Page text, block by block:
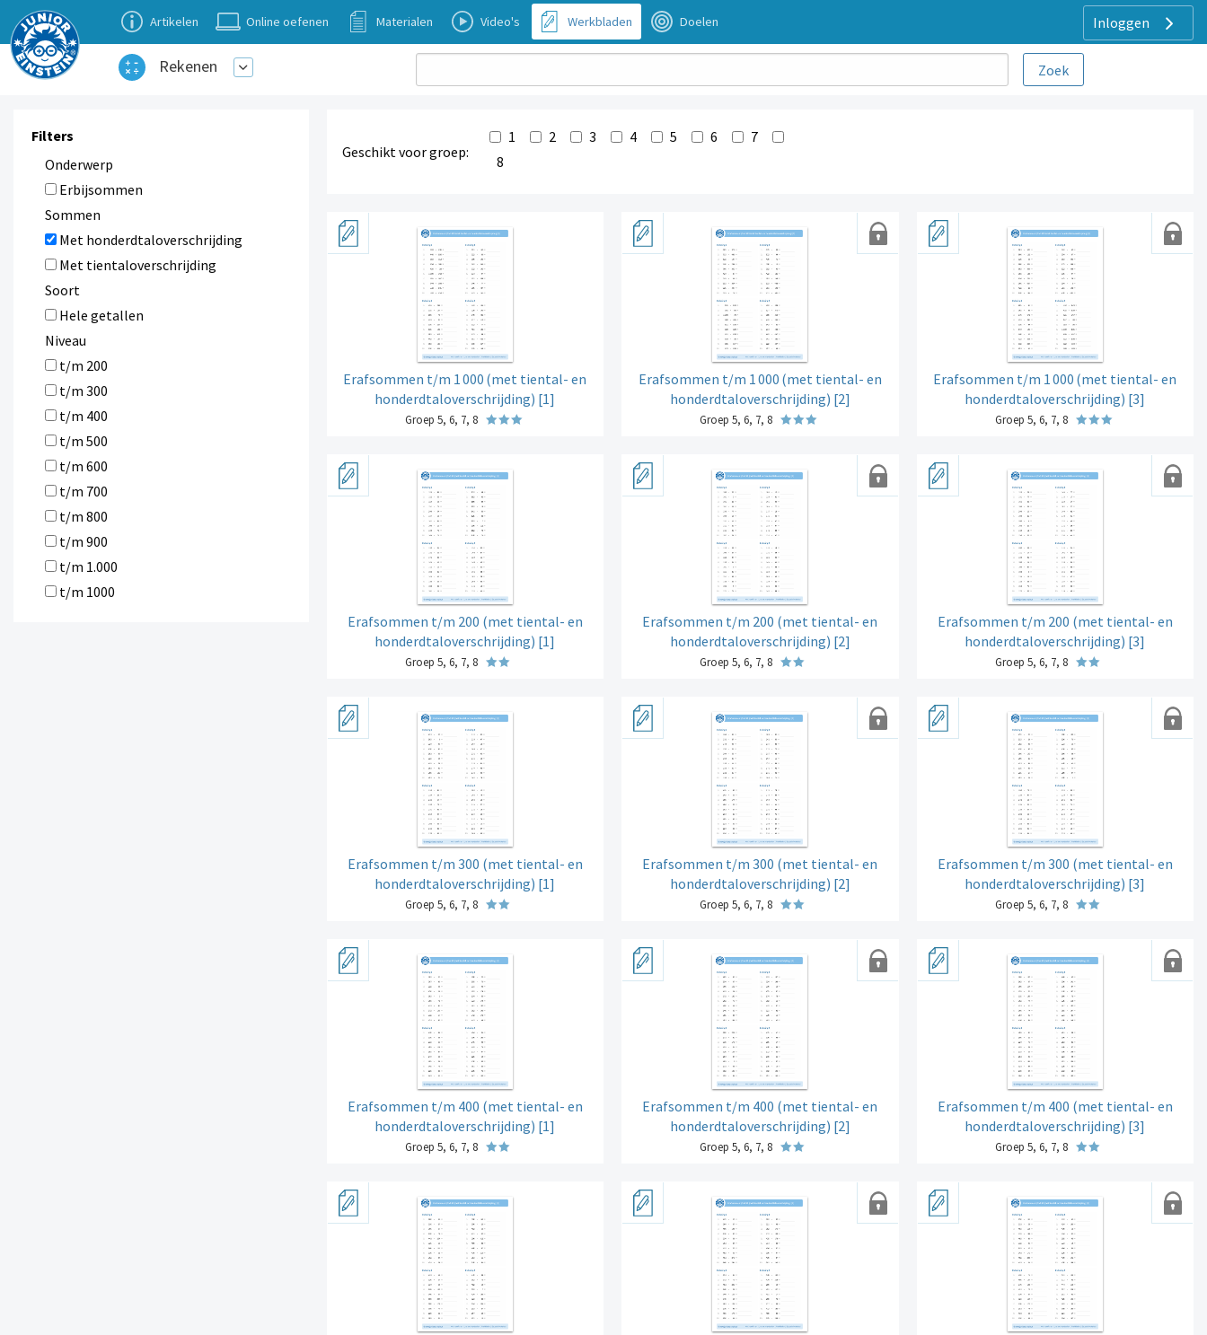
Inloggen
Artikelen Online oefenen Materialen Video's Werkbladen Doelen
Rekenen
Filters
Onderwerp
Erbijsommen
Sommen
Met honderdtaloverschrijding
Met tientaloverschrijding
Soort
Hele getallen
Niveau
t/m 200
t/m 300
t/m 400
t/m 500
t/m 600
t/m 700
t/m 800
t/m 900
t/m 1.000
t/m 1000
Geschikt voor groep:
1 2 3 4 5 6
7
8
Erafsommen t/m 1000 (met tiental- en
honderdtaloverschrijding) [1]
Groep 5, 6, 7, 8
Erafsommen t/m 1000 (met tiental- en
honderdtaloverschrijding) [2]
Groep 5, 6, 7, 8
Erafsommen t/m 1000 (met tiental- en
honderdtaloverschrijding) [3]
Groep 5, 6, 7, 8
Erafsommen t/m 200 (met tiental- en
honderdtaloverschrijding) [1]
Groep 5, 6, 7, 8
Erafsommen t/m 200 (met tiental- en
honderdtaloverschrijding) [2]
Groep 5, 6, 7, 8
Erafsommen t/m 200 (met tiental- en
honderdtaloverschrijding) [3]
Groep 5, 6, 7, 8
Erafsommen t/m 300 (met tiental- en
honderdtaloverschrijding) [1]
Groep 5, 6, 7, 8
Erafsommen t/m 300 (met tiental- en
honderdtaloverschrijding) [2]
Groep 5, 6, 7, 8
Erafsommen t/m 300 (met tiental- en
honderdtaloverschrijding) [3]
Groep 5, 6, 7, 8
Erafsommen t/m 400 (met tiental- en
honderdtaloverschrijding) [1]
Groep 5, 6, 7, 8
Erafsommen t/m 400 (met tiental- en
honderdtaloverschrijding) [2]
Groep 5, 6, 7, 8
Erafsommen t/m 400 (met tiental- en
honderdtaloverschrijding) [3]
Groep 5, 6, 7, 8